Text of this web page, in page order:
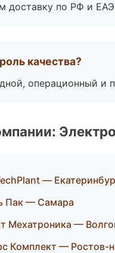
доставку по РФ и
качества?
операционный и
—
Пак — Самара
Мехатроника —
Комплект — Ростов-